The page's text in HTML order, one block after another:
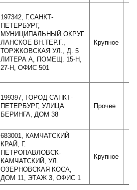
197342, Г.САНКТ-
ПЕТЕРБУРГ,
МУНИЦИПАЛЬНЫЙ ОКРУГ
ЛАНСКОЕ ВН.ТЕР.Г.,
ТОРЖКОВСКАЯ УЛ., Д. 5
ЛИТЕРА А, ПОМЕЩ. 15-Н,
27-Н, ОФИС 501
Крупное
199397, ГОРОД САНКТ-
ПЕТЕРБУРГ, УЛИЦА
БЕРИНГА, ДОМ 38
Прочее
683001, КАМЧАТСКИЙ
КРАЙ, Г.
ПЕТРОПАВЛОВСК-
КАМЧАТСКИЙ, УЛ.
ОЗЕРНОВСКАЯ КОСА,
ДОМ 11, ЭТАЖ 3, ОФИС 1
Крупное